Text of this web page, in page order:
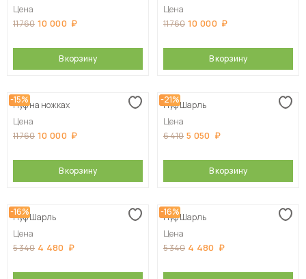
Цена
11 760 10 000
В корзину
Цена
11 760 10 000
В корзину
-15%
Пуф на ножках
Цена
11 760 10 000
В корзину
-21%
Пуф Шарль
Цена
6 410 5 050
В корзину
-16%
Пуф Шарль
Цена
5 340 4 480
-16%
Пуф Шарль
Цена
5 340 4 480